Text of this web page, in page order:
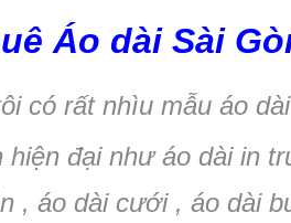
Áo dài Sài
có rất nhìu mẫu áo
hiện đại như áo dài in
, áo dài cưới , áo dài